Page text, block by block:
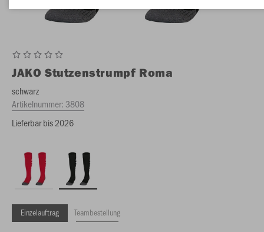
JAKO Stutzenstrumpf Roma
schwarz
Artikelnummer:3808
Lieferbar bis 2026
Einzelauftrag Teambestellung